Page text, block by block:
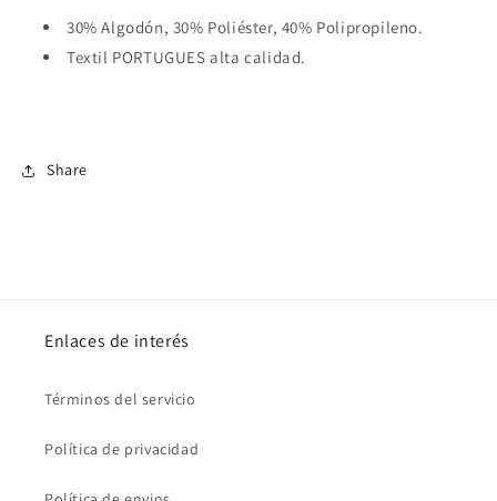
30% Algodón, 30% Poliéster, 40% Polipropileno.
Textil PORTUGUES alta calidad.
Share
Enlaces de interés
Términos del servicio
Política de privacidad